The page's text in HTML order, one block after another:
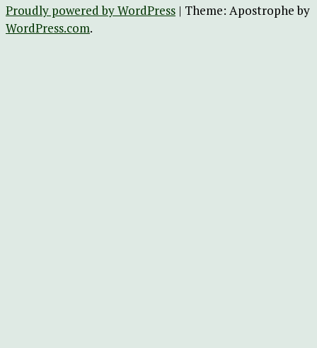
Proudly powered by WordPress | Theme: Apostrophe by
WordPress.com.